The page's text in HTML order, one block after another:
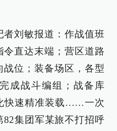
刘敏报道：作战值班
直达末端；营区道路
战位；装备场区，各型
成战斗编组；战备库
快速精准装载……一次
集团军某旅不打招呼